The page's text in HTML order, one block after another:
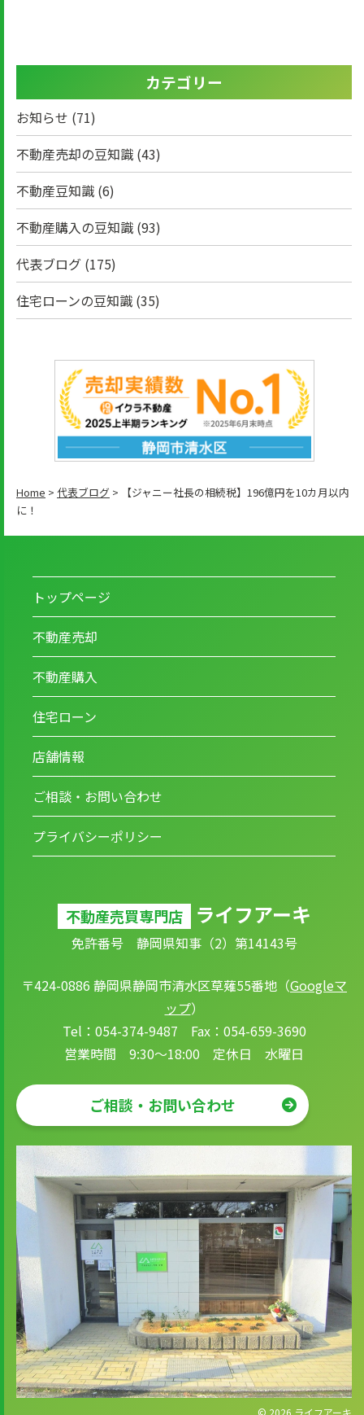
カテゴリー
お知らせ (71)
不動産売却の豆知識 (43)
不動産豆知識 (6)
不動産購入の豆知識 (93)
代表ブログ (175)
住宅ローンの豆知識 (35)
Home > 代表ブログ >
【ジャニー社長の相続税】196億円を10カ月以内
に！
トップページ
不動産売却
不動産購入
住宅ローン
店舗情報
ご相談・お問い合わせ
プライバシーポリシー
不動産売買専門店 ライフアーキ
免許番号 静岡県知事（2）第14143号
〒424-0886 静岡県静岡市清水区草薙55番地（Googleマ
ップ）
Tel：054-374-9487 Fax：054-659-3690
営業時間 9:30～18:00 定休日 水曜日
ご相談・お問い合わせ
© 2026 ライフアーキ